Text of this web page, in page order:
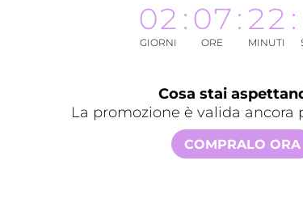
02
GIORNI
: 07
ORE
: 22
MINUTI
:
Cosa stai
La promozione è valida ancora
COMPRALO ORA